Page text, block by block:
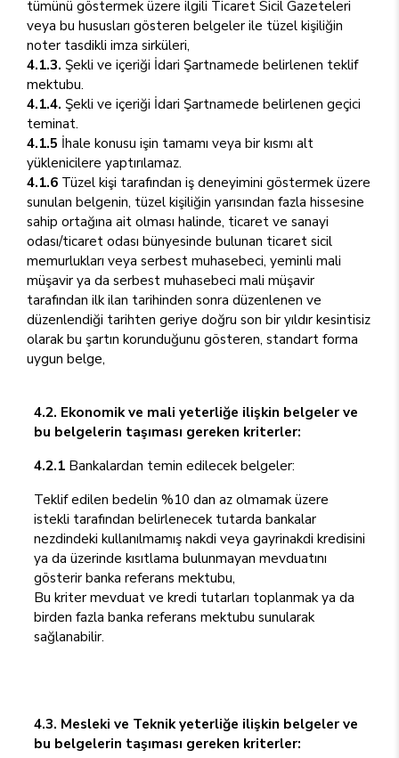
tümünü göstermek üzere ilgili Ticaret Sicil Gazeteleri
veya bu hususları gösteren belgeler ile tüzel kişiliğin
noter tasdikli imza sirküleri,
4.1.3. Şekli ve içeriği İdari Şartnamede belirlenen teklif
mektubu.
4.1.4. Şekli ve içeriği İdari Şartnamede belirlenen geçici
teminat.
4.1.5 İhale konusu işin tamamı veya bir kısmı alt
yüklenicilere yaptırılamaz.
4.1.6 Tüzel kişi tarafından iş deneyimini göstermek üzere
sunulan belgenin, tüzel kişiliğin yarısından fazla hissesine
sahip ortağına ait olması halinde, ticaret ve sanayi
odası/ticaret odası bünyesinde bulunan ticaret sicil
memurlukları veya serbest muhasebeci, yeminli mali
müşavir ya da serbest muhasebeci mali müşavir
tarafından ilk ilan tarihinden sonra düzenlenen ve
düzenlendiği tarihten geriye doğru son bir yıldır kesintisiz
olarak bu şartın korunduğunu gösteren, standart forma
uygun belge,
4.2. Ekonomik ve mali yeterliğe ilişkin belgeler ve
bu belgelerin taşıması gereken kriterler:
4.2.1 Bankalardan temin edilecek belgeler:
Teklif edilen bedelin %10 dan az olmamak üzere
istekli tarafından belirlenecek tutarda bankalar
nezdindeki kullanılmamış nakdi veya gayrinakdi kredisini
ya da üzerinde kısıtlama bulunmayan mevduatını
gösterir banka referans mektubu,
Bu kriter mevduat ve kredi tutarları toplanmak ya da
birden fazla banka referans mektubu sunularak
sağlanabilir.
4.3. Mesleki ve Teknik yeterliğe ilişkin belgeler ve
bu belgelerin taşıması gereken kriterler: